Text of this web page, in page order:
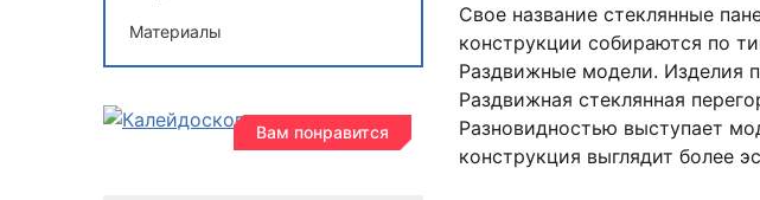
Материалы
Вам понравится
Свое название стеклянные
конструкции собираются по
Раздвижные модели. Изделия
Раздвижная стеклянная
Разновидностью выступает
конструкция выглядит более